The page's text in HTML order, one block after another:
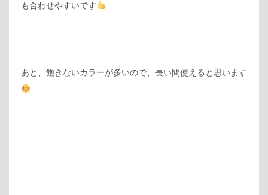
も合わせやすいです‍
あと、飽きないカラーが多いので、長い間使えると思います